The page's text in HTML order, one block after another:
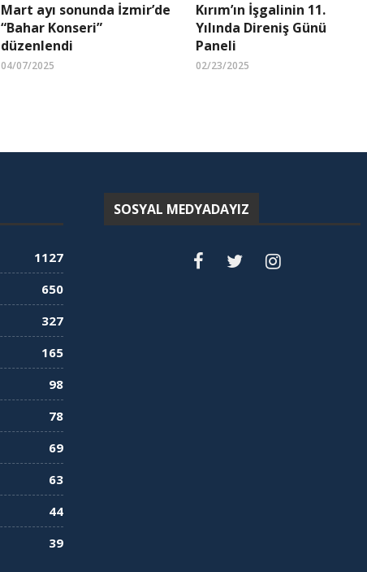
Mart ayı sonunda İzmir’de
“Bahar Konseri”
düzenlendi
04/07/2025
Kırım’ın İşgalinin 11.
Yılında Direniş Günü
Paneli
02/23/2025
1127
650
327
165
98
78
69
63
44
39
SOSYAL MEDYADAYIZ